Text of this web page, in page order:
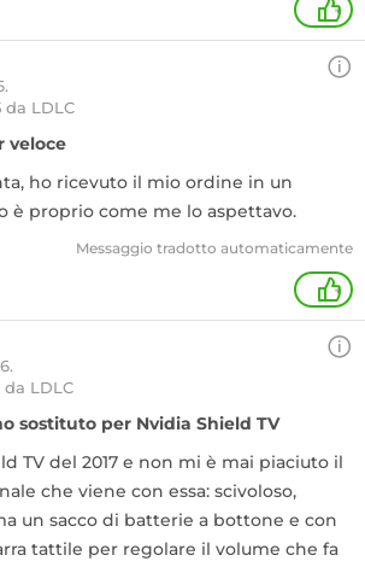
+
da LDLC
veloce
ho ricevuto il mio ordine in un
è proprio come me lo aspettavo.
Messaggio tradotto automaticamente
+
da LDLC
sostituto per Nvidia Shield TV
TV del 2017 e non mi è mai piaciuto il
che viene con essa: scivoloso,
un sacco di batterie a bottone e con
tattile per regolare il volume che fa